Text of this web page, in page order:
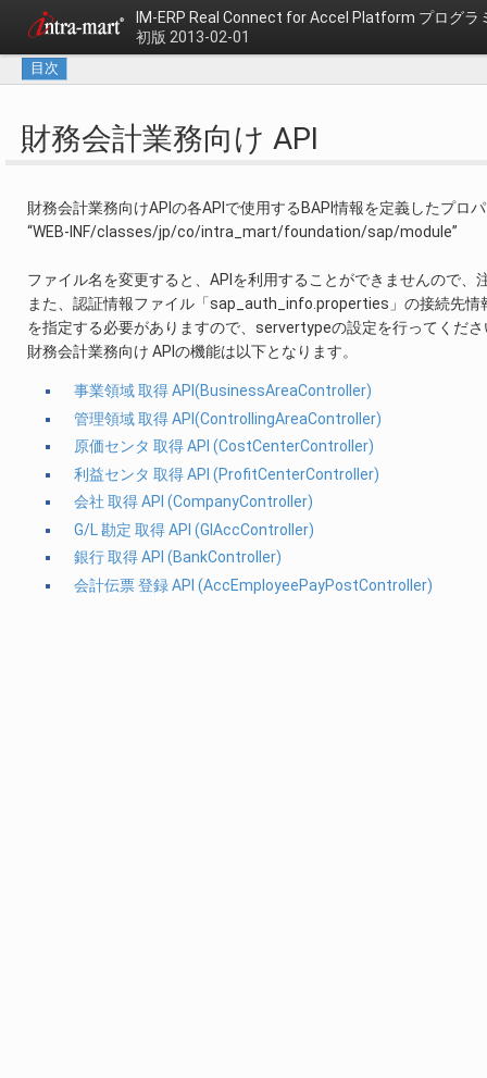
IM-ERP Real Connect for Accel Platform プログラ
初版 2013-02-01
目次
財務会計業務向け API
財務会計業務向けAPIの各APIで使用するBAPI情報を定義したプロ
“WEB-INF/classes/jp/co/intra_mart/foundation/sap/module”
ファイル名を変更すると、APIを利用することができませんので、
また、認証情報ファイル「sap_auth_info.properties」の接続先
を指定する必要がありますので、servertypeの設定を行ってくださ
財務会計業務向け APIの機能は以下となります。
事業領域 取得 API(BusinessAreaController)
管理領域 取得 API(ControllingAreaController)
原価センタ 取得 API (CostCenterController)
利益センタ 取得 API (ProfitCenterController)
会社 取得 API (CompanyController)
G/L 勘定 取得 API (GlAccController)
銀行 取得 API (BankController)
会計伝票 登録 API (AccEmployeePayPostController)